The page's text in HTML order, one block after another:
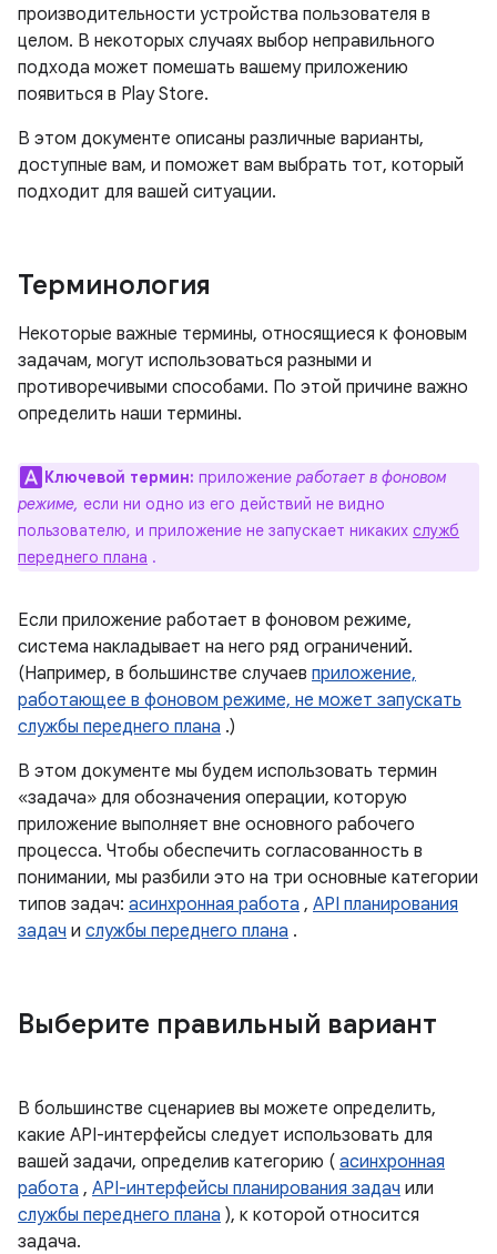
производительности устройства пользователя в
целом. В некоторых случаях выбор неправильного
подхода может помешать вашему приложению
появиться в Play Store.
В этом документе описаны различные варианты,
доступные вам, и поможет вам выбрать тот, который
подходит для вашей ситуации.
Терминология
Некоторые важные термины, относящиеся к фоновым
задачам, могут использоваться разными и
противоречивыми способами. По этой причине важно
определить наши термины.
Ключевой термин: приложение работает в фоновом
режиме, если ни одно из его действий не видно
пользователю, и приложение не запускает никаких служб
переднего плана .
Если приложение работает в фоновом режиме,
система накладывает на него ряд ограничений.
(Например, в большинстве случаев приложение,
работающее в фоновом режиме, не может запускать
службы переднего плана .)
В этом документе мы будем использовать термин
«задача» для обозначения операции, которую
приложение выполняет вне основного рабочего
процесса. Чтобы обеспечить согласованность в
понимании, мы разбили это на три основные категории
типов задач: асинхронная работа , API планирования
задач и службы переднего плана .
Выберите правильный вариант
В большинстве сценариев вы можете определить,
какие API-интерфейсы следует использовать для
вашей задачи, определив категорию ( асинхронная
работа , API-интерфейсы планирования задач или
службы переднего плана ), к которой относится
задача.